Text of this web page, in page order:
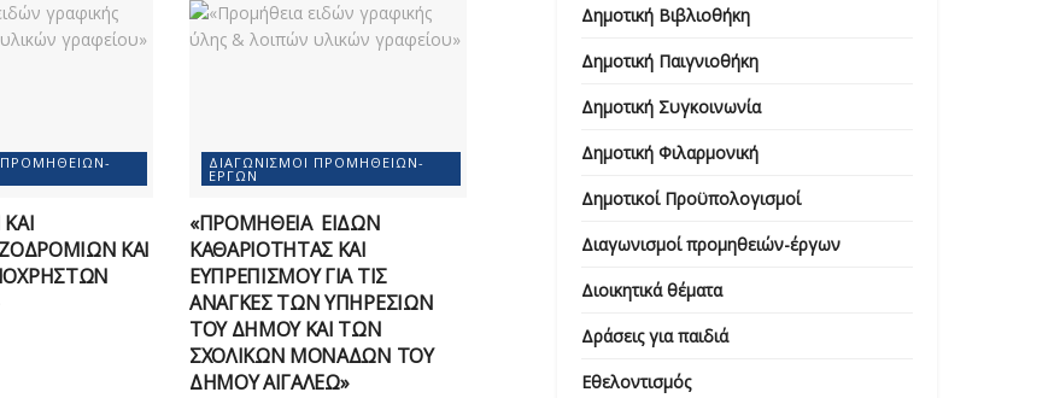
ΠΡΟΜΗΘΕΙΏΝ-
ΚΑΙ
ΔΙΑΓΩΝΙΣΜΟΊ ΠΡΟΜΗΘΕΙΏΝ-
ΈΡΓΩΝ
«ΠΡΟΜΗΘΕΙΑ ΕΙΔΩΝ
ΚΑΘΑΡΙΟΤΗΤΑΣ ΚΑΙ
ΕΥΠΡΕΠΙΣΜΟΥ ΓΙΑ ΤΙΣ
ΑΝΑΓΚΕΣ ΤΩΝ ΥΠΗΡΕΣΙΩΝ
ΤΟΥ ΔΗΜΟΥ ΚΑΙ ΤΩΝ
ΣΧΟΛΙΚΩΝ ΜΟΝΑΔΩΝ ΤΟΥ
ΔΗΜΟΥ ΑΙΓΑΛΕΩ»
Δημοτική Βιβλιοθήκη
Δημοτική Παιγνιοθήκη
Δημοτική Συγκοινωνία
Δημοτική Φιλαρμονική
Δημοτικοί Προϋπολογισμοί
Διαγωνισμοί προμηθειών-έργων
Διοικητικά θέματα
Δράσεις για παιδιά
Εθελοντισμός